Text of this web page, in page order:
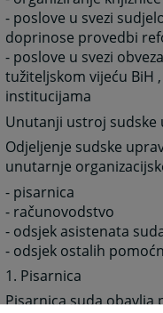
- poslove u svezi
doprinose provedbi
- poslove u svezi
tužiteljskom vijeću BiH
institucijama
Unutanji ustroj sudske
Odjeljenje sudske
unutarnje
- pisarnica
- računovodstvo
- odsjek asistenata
- odsjek ostalih
1. Pisarnica
Pisarnica suda